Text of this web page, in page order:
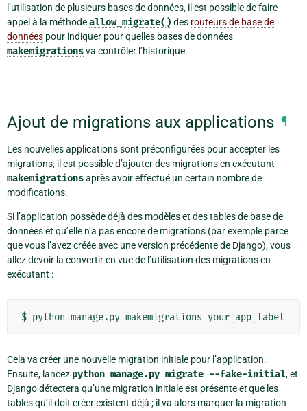
l’utilisation de plusieurs bases de données, il est possible de faire
appel à la méthodeallow_migrate() des routeurs de base de
données pour indiquer pour quelles bases de données
makemigrationsva contrôler l’historique.
Ajout de migrations aux applications ¶
Les nouvelles applications sont préconfigurées pour accepter les
migrations, il est possible d’ajouter des migrations en exécutant
makemigrationsaprès avoir effectué un certain nombre de
modifications.
Si l’application possède déjà des modèles et des tables de base de
données et qu’elle n’a pas encore de migrations (par exemple parce
que vous l’avez créée avec une version précédente de Django), vous
allez devoir la convertir en vue de l’utilisation des migrations en
exécutant :
Cela va créer une nouvelle migration initiale pour l’application.
Ensuite, lancez python manage.py migrate --fake-initial, et
Django détectera qu’une migration initiale est présenteetque les
tables qu’il doit créer existent déjà ; il va alors marquer la migration